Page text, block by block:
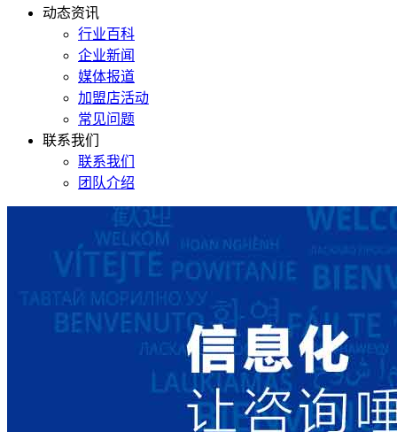
动态资讯
行业百科
企业新闻
媒体报道
加盟店活动
常见问题
联系我们
联系我们
团队介绍